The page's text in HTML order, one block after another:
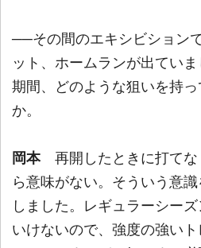
──その間のエキシビション
ット、ホームランが出てい
期間、どのような狙いを持
か。
岡本再開したときに打てな
ら意味がない。そういう意
しました。レギュラーシー
いけないので、強度の強い